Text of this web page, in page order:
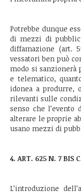
Potrebbe dunque
di mezzi di
diffamazione (art.
vessatori ben può
modo si
e telematico,
idonea a produrre,
rilevanti sulle
senso che
alterare le proprie
usano mezzi di
4. ART. 625 N. 7 BIS
L’introduzione